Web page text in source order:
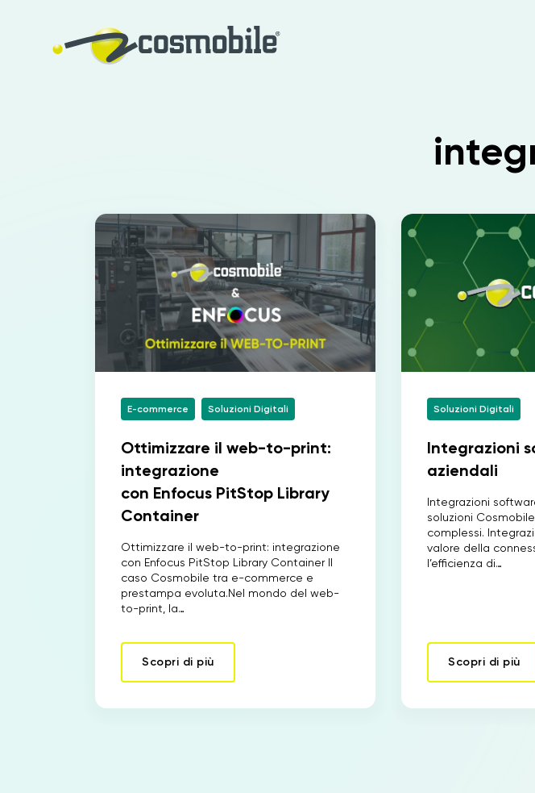
E-commerce Soluzioni Digitali
Ottimizzare il web-to-print:
integrazione
con Enfocus PitStop Library
Container
Ottimizzare il web-to-print: integrazione
con Enfocus PitStop Library Container Il
caso Cosmobile tra e-commerce e
prestampa evoluta.Nel mondo del web-
to-print, la…
Scopri di più
Soluzioni Digitali
Integrazioni
aziendali
Integrazioni
soluzioni
complessi.
valore della
l’efficienza di…
Scopri di più